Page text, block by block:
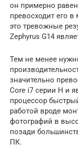
он примерно
превосходит его
это тревожные
Zephyrus G14
Тем не менее
значительно
Core i7 серии H и
процессор
работой вроде
фотографий в
позади
ПК.